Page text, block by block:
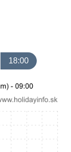
18:00